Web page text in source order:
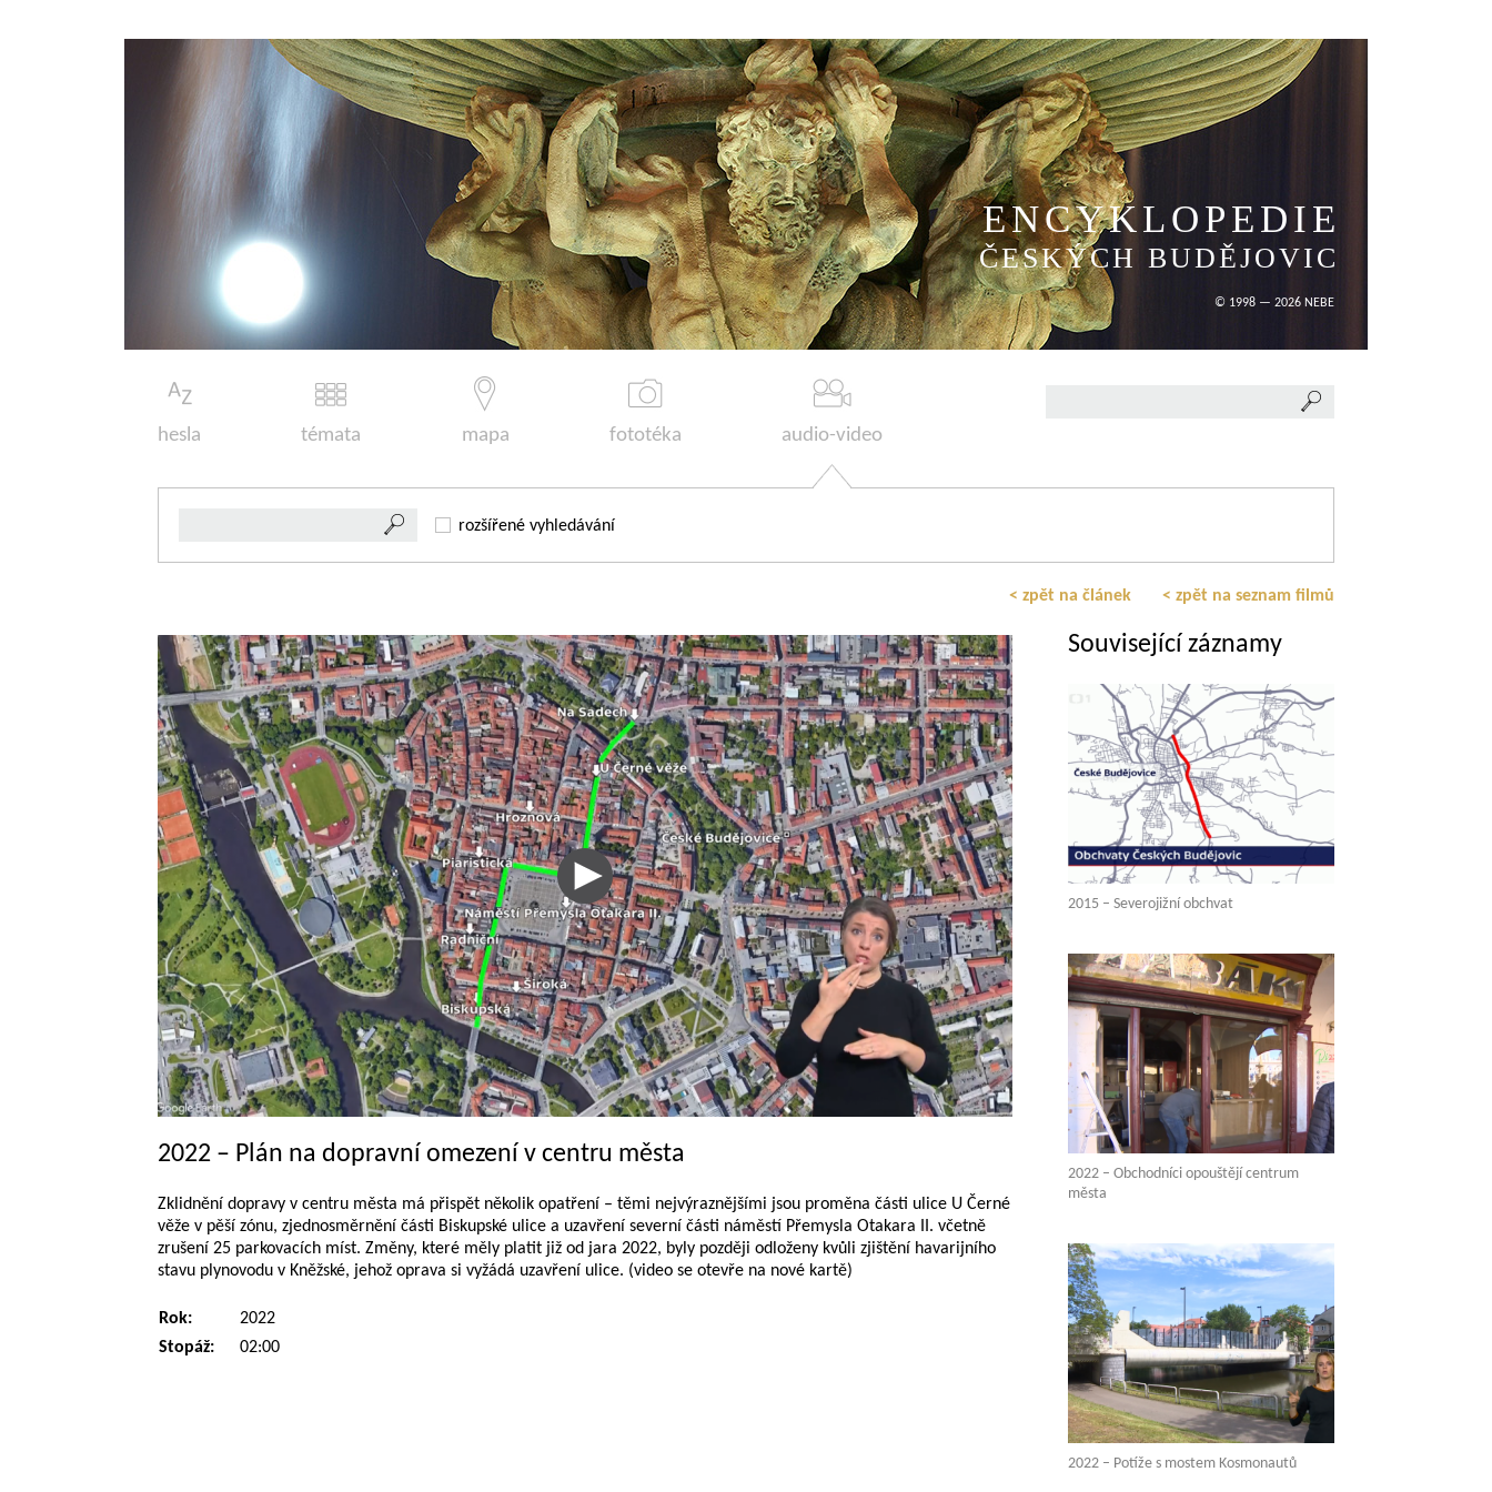
ENCYKLOPEDIE
ČESKÝCH BUDĚJOVIC
© 1998 — 2026 NEBE
hesla témata mapa fototéka audio-video
rozšířené vyhledávání
< zpět na článek < zpět na seznam filmů
2022 – Plán na dopravní omezení v centru města
Zklidnění dopravy v centru města má přispět několik opatření – těmi nejvýraznějšími jsou proměna části ulice U Černé
věže v pěší zónu, zjednosměrnění části Biskupské ulice a uzavření severní části náměstí Přemysla Otakara II. včetně
zrušení 25 parkovacích míst. Změny, které měly platit již od jara 2022, byly později odloženy kvůli zjištění havarijního
stavu plynovodu v Kněžské, jehož oprava si vyžádá uzavření ulice. (video se otevře na nové kartě)
Rok:
2022
Stopáž:
02:00
Související záznamy
2015 – Severojižní obchvat
2022 – Obchodníci opouštějí centrum
města
2022 – Potíže s mostem Kosmonautů